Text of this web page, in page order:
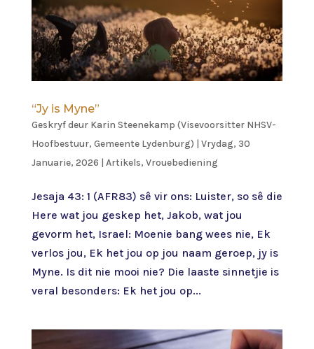
“Jy is Myne”
Geskryf deur Karin Steenekamp (Visevoorsitter NHSV-
Hoofbestuur, Gemeente Lydenburg) | Vrydag, 30
Januarie, 2026 | Artikels, Vrouebediening
Jesaja 43: 1 (AFR83) sê vir ons: Luister, so sê die
Here wat jou geskep het, Jakob, wat jou
gevorm het, Israel: Moenie bang wees nie, Ek
verlos jou, Ek het jou op jou naam geroep, jy is
Myne. Is dit nie mooi nie? Die laaste sinnetjie is
veral besonders: Ek het jou op...